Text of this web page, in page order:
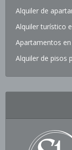
Alquiler de
Alquiler turístico
Apartamentos
Alquiler de pisos